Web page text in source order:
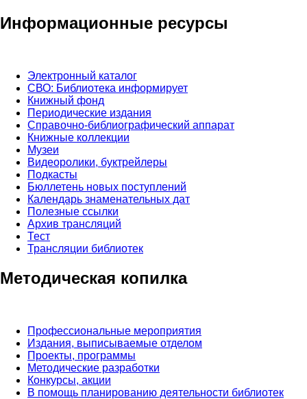
Информационные ресурсы
Электронный каталог
СВО: Библиотека информирует
Книжный фонд
Периодические издания
Справочно-библиографический аппарат
Книжные коллекции
Музеи
Видеоролики, буктрейлеры
Подкасты
Бюллетень новых поступлений
Календарь знаменательных дат
Полезные ссылки
Архив трансляций
Тест
Трансляции библиотек
Методическая копилка
Профессиональные мероприятия
Издания, выписываемые отделом
Проекты, программы
Методические разработки
Конкурсы, акции
В помощь планированию деятельности библиотек